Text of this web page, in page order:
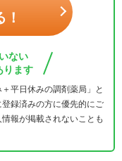
ない
ります
平日休みの調剤薬局」と
録済みの方に優先的にご
報が掲載されないことも